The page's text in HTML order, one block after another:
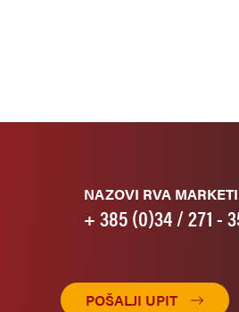
NAZOVI RVA
+ 385 (0)34 / 271 -
POŠALJI UPIT